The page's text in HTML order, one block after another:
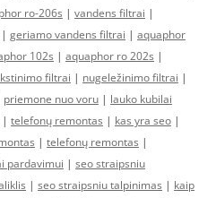
ro-206s | vandens filtrai |
| geriamo vandens filtrai | aquaphor
102s | aquaphor ro 202s |
filtrai | nugeležinimo filtrai |
priemone nuo voru | lauko kubilai
| telefonų remontas | kas yra seo |
| telefonų remontas |
pardavimui | seo straipsniu
| seo straipsniu talpinimas | kaip